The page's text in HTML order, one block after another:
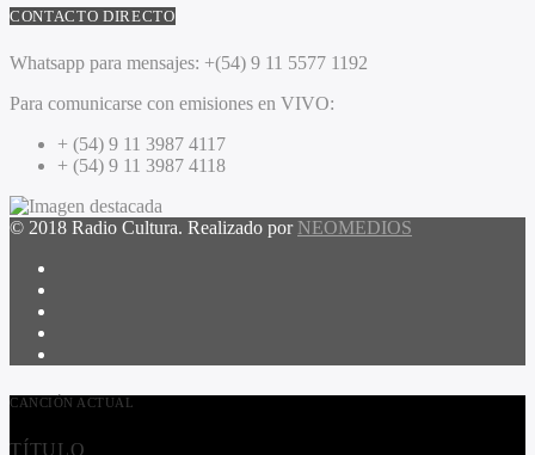
CONTACTO DIRECTO
Whatsapp para mensajes: +(54) 9 11 5577 1192
Para comunicarse con emisiones en VIVO:
+ (54) 9 11 3987 4117
+ (54) 9 11 3987 4118
© 2018 Radio Cultura. Realizado por NEOMEDIOS
CANCIÓN ACTUAL
TÍTULO